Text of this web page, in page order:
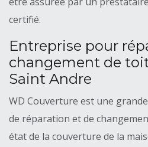
certifié.
Entreprise pour
changement de
Saint Andre
WD Couverture est une
de réparation et de
état de la couverture de la